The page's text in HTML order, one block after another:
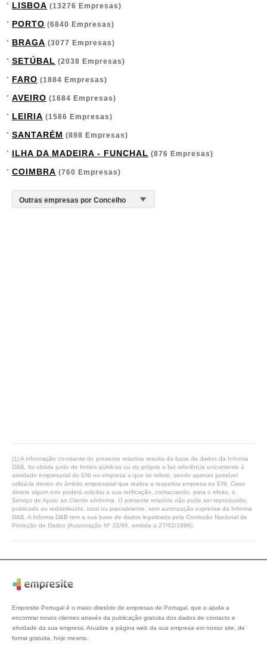
LISBOA (13276 Empresas)
PORTO (6840 Empresas)
BRAGA (3077 Empresas)
SETÚBAL (2038 Empresas)
FARO (1884 Empresas)
AVEIRO (1684 Empresas)
LEIRIA (1586 Empresas)
SANTARÉM (898 Empresas)
ILHA DA MADEIRA - FUNCHAL (876 Empresas)
COIMBRA (760 Empresas)
(1) A informação constante do presente relatório resulta da base de dados da Informa
D&B, foi obtida junto de fontes públicas ou do próprio e faz referência unicamente à
atividade empresarial do ENI ou empresa a que se refere, sendo apenas possível
utilizá-la dentro do âmbito empresarial que realiza a respetiva empresa ou ENI. Caso
detete algum erro poderá solicitar a sua retificação, contactando, para o efeito, o
Serviço de Apoio ao Cliente eInforma. O presente relatório não pode ser reproduzido,
publicado ou redistribuído, total ou parcialmente, sem autorização expressa da Informa
D&B. A Informa D&B tem a sua base de dados legalizada pela Comissão Nacional de
Proteção de Dados (Autorização Nº 32/96, emitida a 27/02/1996).
Empresite Portugal é o maior diretório de empresas de Portugal, que o ajuda a
encontrar novos clientes através da publicação gratuita dos dados de contacto e
atividade da sua empresa. Atualize a página web da sua empresa em nosso site, de
forma gratuita, hoje mesmo.